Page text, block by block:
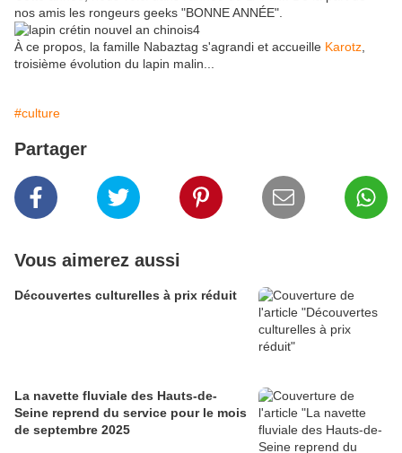
nos amis les rongeurs geeks "BONNE ANNÉE".
À ce propos, la famille Nabaztag s'agrandi et accueille Karotz
troisième évolution du lapin malin...
#culture
Partager
Vous aimerez aussi
Découvertes culturelles à prix réduit
La navette fluviale des Hauts-de-
Seine reprend du service pour le mois
de septembre 2025